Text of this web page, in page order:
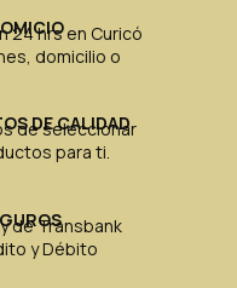
24 hrs en Curicó
domicilio o
DE CALIDAD
de seleccionar
para ti.
de Transbank
y Débito